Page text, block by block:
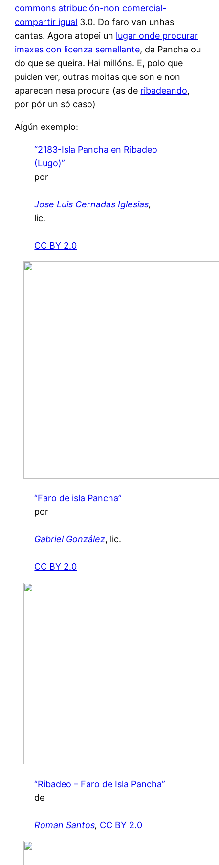
commons atribución-non comercial-
compartir igual 3.0. Do faro van unhas
cantas. Agora atopei un lugar onde procurar
imaxes con licenza semellante, da Pancha ou
do que se queira. Hai millóns. E, polo que
puiden ver, outras moitas que son e non
aparecen nesa procura (as de ribadeando,
por pór un só caso)
Aĺgún exemplo:
“2183-Isla Pancha en Ribadeo
(Lugo)”
por
Jose Luis Cernadas Iglesias,
lic.
CC BY 2.0
“Faro de isla Pancha”
por
Gabriel González, lic.
CC BY 2.0
“Ribadeo – Faro de Isla Pancha”
de
Roman Santos, CC BY 2.0